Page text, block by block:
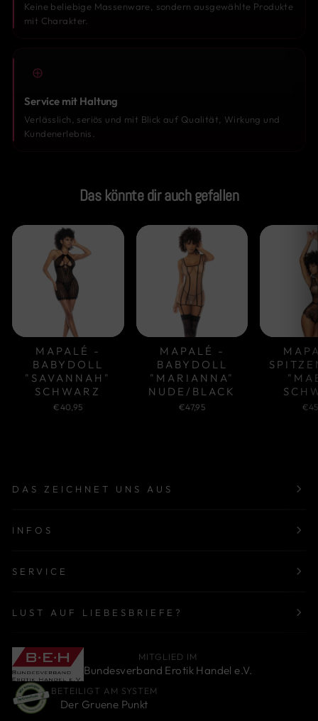
Keine beliebige Massenware, sondern ausgewählte Produkte
mit Charakter.
Service mit Haltung
Verlässlich, seriös und mit Blick auf Qualität, Wirkung und
Kundenerlebnis.
Das könnte dir auch gefallen
MAPALÉ -
BABYDOLL
"SAVANNAH"
SCHWARZ
€40,95
MAPALÉ -
BABYDOLL
"MARIANNA"
NUDE/BLACK
€47,95
DAS ZEICHNET UNS AUS
INFOS
SERVICE
LUST AUF LIEBESBRIEFE?
MITGLIED IM
Bundesverband Erotik Handel e.V.
BETEILIGT AM SYSTEM
Der Gruene Punkt